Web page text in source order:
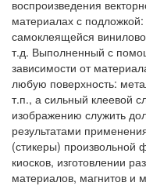
воспроизведения
материалах с
самоклеящейся
т.д. Выполненный с
зависимости от
любую поверхность:
т.п., а сильный клеевой
изображению служить
результатами
(стикеры)
киосков, изготовлении
материалов, магнитов и